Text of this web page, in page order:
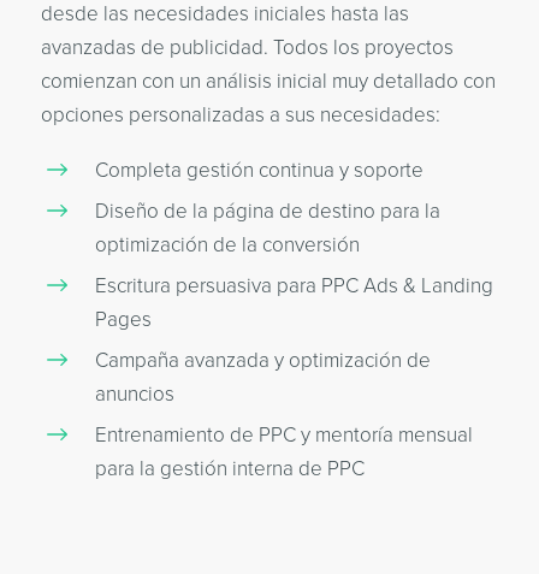
desde las necesidades iniciales hasta las
avanzadas de publicidad. Todos los proyectos
comienzan con un análisis inicial muy detallado con
opciones personalizadas a sus necesidades:
Completa gestión continua y soporte
Diseño de la página de destino para la
optimización de la conversión
Escritura persuasiva para PPC Ads & Landing
Pages
Campaña avanzada y optimización de
anuncios
Entrenamiento de PPC y mentoría mensual
para la gestión interna de PPC